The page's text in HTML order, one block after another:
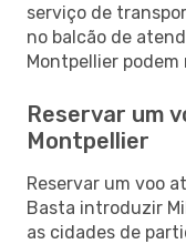
serviço de
no balcão de
Montpellier podem
Reservar um
Montpellier
Reservar um voo
Basta introduzir
as cidades de